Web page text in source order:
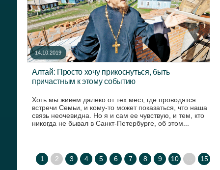
14.10.2019
Алтай: Просто хочу прикоснуться, быть
причастным к этому событию
Хоть мы живем далеко от тех мест, где проводятся
встречи Семьи, и кому-то может показаться, что наша
связь неочевидна. Но я и сам ее чувствую, и тем, кто
никогда не бывал в Санкт-Петербурге, об этом...
1 2 3 4 5 6 7 8 9 10 15